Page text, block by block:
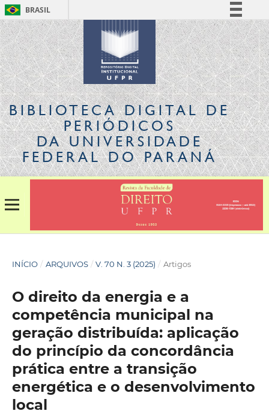
BRASIL
Simplifique!
Comunica BR
Participe
Acesso à informação
Legislação
Canais
BIBLIOTECA DIGITALDE
PERIÓDICOS
DA UNIVERSIDADE
FEDERAL DO PARANÁ
INÍCIO / ARQUIVOS / V. 70 N. 3 (2025) / Artigos
O direito da energia e a
competência municipal na
geração distribuída: aplicação
do princípio da concordância
prática entre a transição
energética e o desenvolvimento
local